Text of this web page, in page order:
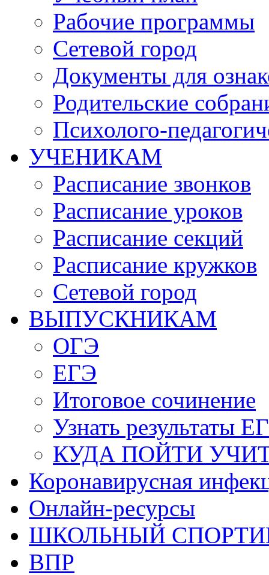
Рабочие программы
Сетевой город
Документы для
Родительские
Психолого-
УЧЕНИКАМ
Расписание звонков
Расписание уроков
Расписание секций
Расписание кружков
Сетевой город
ВЫПУСКНИКАМ
ОГЭ
ЕГЭ
Итоговое сочинение
Узнать результаты
КУДА ПОЙТИ
Коронавирусная
Онлайн-ресурсы
ШКОЛЬНЫЙ
ВПР